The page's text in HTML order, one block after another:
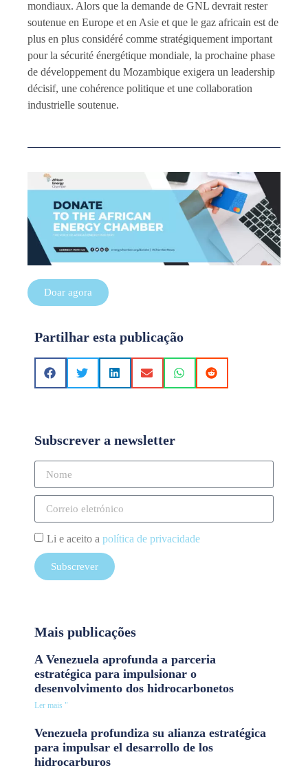
mondiaux. Alors que la demande de GNL devrait rester
soutenue en Europe et en Asie et que le gaz africain est de
plus en plus considéré comme stratégiquement important
pour la sécurité énergétique mondiale, la prochaine phase
de développement du Mozambique exigera un leadership
décisif, une cohérence politique et une collaboration
industrielle soutenue.
Doar agora
Partilhar esta publicação
Subscrever a newsletter
Li e aceito a política de privacidade
Subscrever
Mais publicações
A Venezuela aprofunda a parceria
estratégica para impulsionar o
desenvolvimento dos hidrocarbonetos
Ler mais "
Venezuela profundiza su alianza estratégica
para impulsar el desarrollo de los
hidrocarburos